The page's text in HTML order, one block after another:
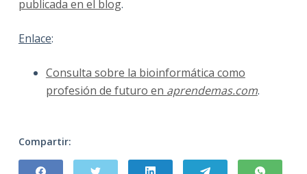
publicada en el blog.
Enlace:
Consulta sobre la bioinformática como
profesión de futuro en aprendemas.com.
Compartir: